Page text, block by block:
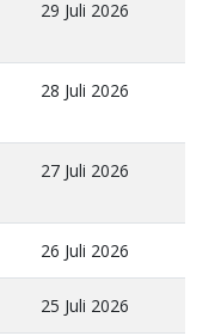
29 Juli 2026
28 Juli 2026
27 Juli 2026
26 Juli 2026
25 Juli 2026